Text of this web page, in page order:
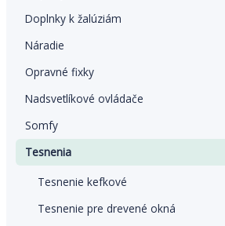
Doplnky k žalúziám
Náradie
Opravné fixky
Nadsvetlíkové ovládače
Somfy
Tesnenia
Tesnenie kefkové
Tesnenie pre drevené okná